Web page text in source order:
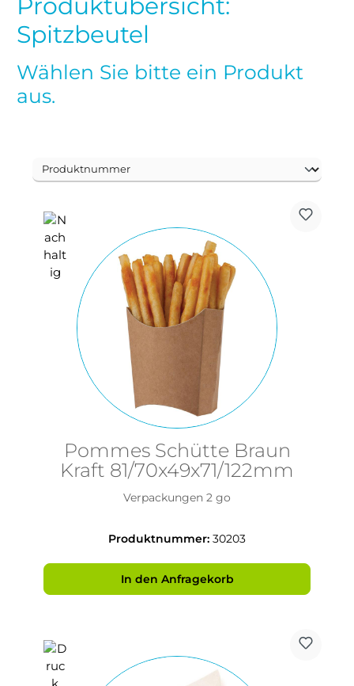
Produktübersicht:
Spitzbeutel
Wählen Sie bitte ein Produkt
aus.
Pommes Schütte Braun
Kraft 81/70x49x71/122mm
Verpackungen 2 go
Produktnummer: 30203
In den Anfragekorb